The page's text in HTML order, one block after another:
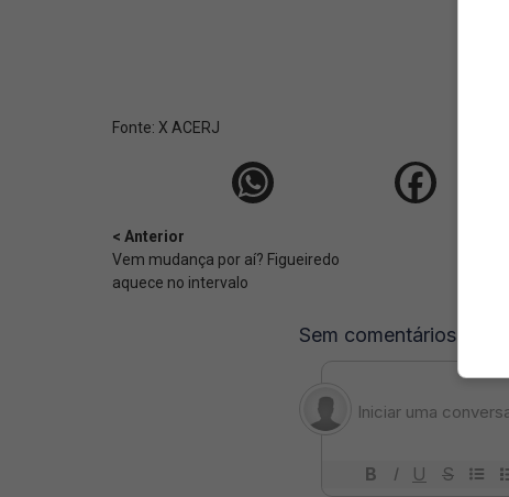
Fonte: X ACERJ
< Anterior
Vem mudança por aí? Figueiredo
aquece no intervalo